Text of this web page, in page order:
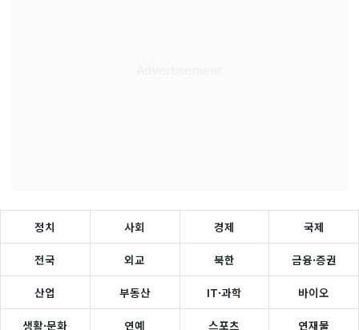
정치 사회 경제 국제
전국 외교 북한 금융·증권
산업 부동산 IT·과학 바이오
생활·문화 연예 스포츠 연재물